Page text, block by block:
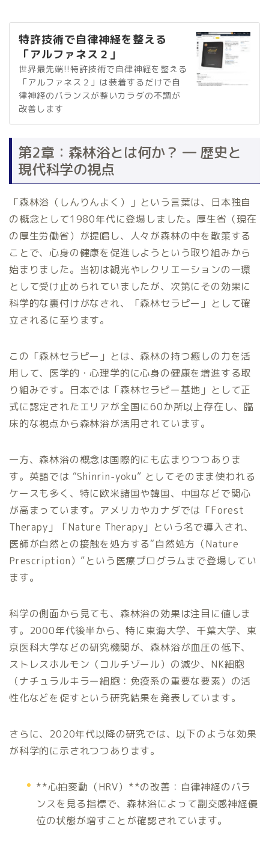
特許技術で自律神経を整える
「アルファネス２」
世界最先端!!特許技術で自律神経を整える
「アルファネス２」は装着するだけで自
律神経のバランスが整いカラダの不調が
改善します
第2章：森林浴とは何か？ ― 歴史と
現代科学の視点
「森林浴（しんりんよく）」という言葉は、日本独自
の概念として1980年代に登場しました。厚生省（現在
の厚生労働省）が提唱し、人々が森林の中を散策する
ことで、心身の健康を促進しようという取り組みから
始まりました。当初は観光やレクリエーションの一環
として受け止められていましたが、次第にその効果に
科学的な裏付けがなされ、「森林セラピー」として確
立されるに至ります。
この「森林セラピー」とは、森林の持つ癒しの力を活
用して、医学的・心理学的に心身の健康を増進する取
り組みです。日本では「森林セラピー基地」として正
式に認定されたエリアが全国に60か所以上存在し、臨
床的な視点から森林浴が活用されています。
一方、森林浴の概念は国際的にも広まりつつありま
す。英語では “Shinrin-yoku” としてそのまま使われる
ケースも多く、特に欧米諸国や韓国、中国などで関心
が高まっています。アメリカやカナダでは「Forest
Therapy」「Nature Therapy」という名で導入され、
医師が自然との接触を処方する“自然処方（Nature
Prescription）”という医療プログラムまで登場してい
ます。
科学の側面から見ても、森林浴の効果は注目に値しま
す。2000年代後半から、特に東海大学、千葉大学、東
京医科大学などの研究機関が、森林浴が血圧の低下、
ストレスホルモン（コルチゾール）の減少、NK細胞
（ナチュラルキラー細胞：免疫系の重要な要素）の活
性化などを促すという研究結果を発表しています。
さらに、2020年代以降の研究では、以下のような効果
が科学的に示されつつあります。
**心拍変動（HRV）**の改善：自律神経のバラ
ンスを見る指標で、森林浴によって副交感神経優
位の状態が増すことが確認されています。